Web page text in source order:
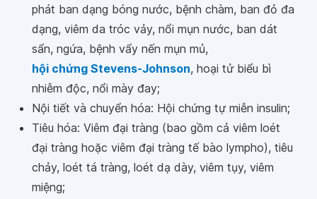
phát ban dạng bóng nước, bệnh chàm, ban đỏ đa
dạng, viêm da tróc vảy, nổi mụn nước, ban dát
sẩn, ngứa, bệnh vẩy nến mụn mủ,
hội chứng Stevens-Johnson, hoại tử biểu bì
nhiễm độc, nổi mày đay;
Nội tiết và chuyển hóa: Hội chứng tự miễn insulin;
Tiêu hóa: Viêm đại tràng (bao gồm cả viêm loét
đại tràng hoặc viêm đại tràng tế bào lympho), tiêu
chảy, loét tá tràng, loét dạ dày, viêm tụy, viêm
miệng;